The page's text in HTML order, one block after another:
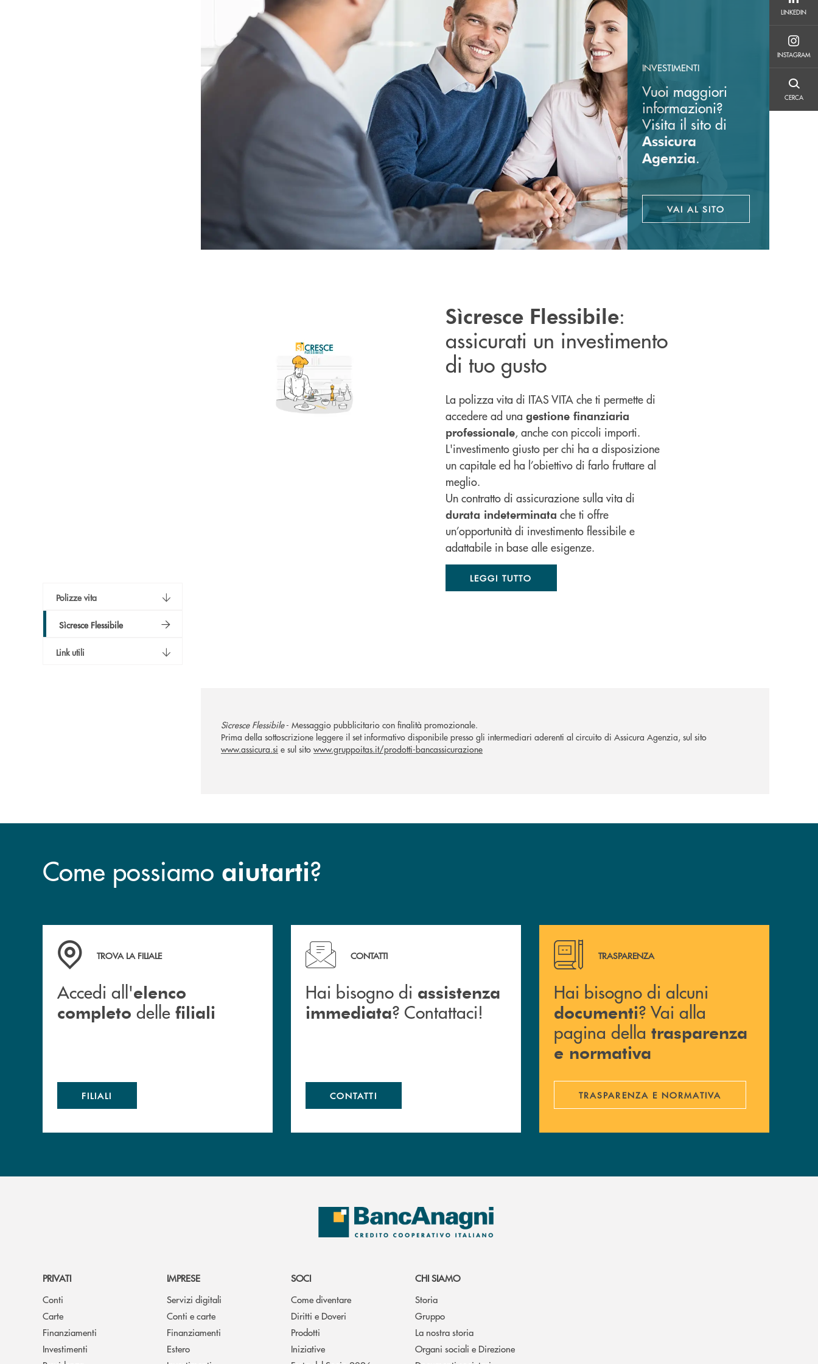
LINKEDIN
INSTAGRAM
CERCA
CERCA
Polizze vita
Sìcresce Flessibile
Link utili
INVESTIMENTI
Vuoi maggiori
informazioni?
Visita il sito di
Assicura
Agenzia.
VAI AL SITOAPRE UNA NUOVA
Sìcresce Flessibile:
assicurati un investimento
di tuo gusto
La polizza vita di ITAS VITA che ti permette di
accedere ad una gestione finanziaria
professionale, anche con piccoli importi.
L'investimento giusto per chi ha a disposizione
un capitale ed ha l’obiettivo di farlo fruttare al
meglio.
Un contratto di assicurazione sulla vita di
durata indeterminata che ti offre
un’opportunità di investimento flessibile e
adattabile in base alle esigenze.
LEGGI TUTTO
Sìcresce Flessibile- Messaggio pubblicitario con finalità promozionale.
Prima della sottoscrizione leggere il set informativo disponibile presso gli intermediari aderenti al circuito di Assicura Agenzia, sul sito
www.assicura.si e sul sito www.gruppoitas.it/prodotti-bancassicurazione
Come possiamo aiutarti?
Accedi all' elenco completo delle filiali
TROVA LA FILIALE
Accedi all'elenco
completo delle filiali
FILIALI
Hai bisogno di assistenza immediata ? Contattaci!
CONTATTI
Hai bisogno di assistenza
immediata? Contattaci!
CONTATTI
Hai bisogno di alcuni documenti ? Vai alla pagina della
TRASPARENZA
Hai bisogno di alcuni
documenti? Vai alla
pagina della trasparenza
e normativa
TRASPARENZA E NORMATIVA
PRIVATI
Conti
Carte
Finanziamenti
Investimenti
IMPRESE
Servizi digitali
Conti e carte
Finanziamenti
Estero
SOCI
Come diventare
Diritti e Doveri
Prodotti
Iniziative
CHI SIAMO
Storia
Gruppo
La nostra storia
Organi sociali e Direzione